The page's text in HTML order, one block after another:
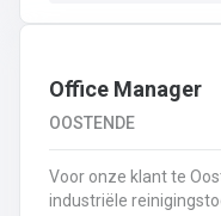
de
de productie en
Office Manager
OOSTENDE
Voor onze klant te
industriële